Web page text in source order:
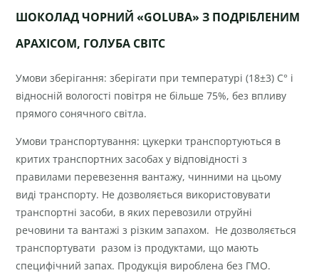
ШОКОЛАД ЧОРНИЙ «GOLUBA» З ПОДРІБЛЕНИМ
АРАХІСОМ, ГОЛУБА СВІТС
Умови зберігання: зберігати при температурі (18±3) С° і
відносній вологості повітря не більше 75%, без впливу
прямого сонячного світла.
Умови транспортування: цукерки транспортуються в
критих транспортних засобах у відповідності з
правилами перевезення вантажу, чинними на цьому
виді транспорту. Не дозволяється використовувати
транспортні засоби, в яких перевозили отруйні
речовини та вантажі з різким запахом. Не дозволяється
транспортувати разом із продуктами, що мають
специфічний запах. Продукція вироблена без ГМО.